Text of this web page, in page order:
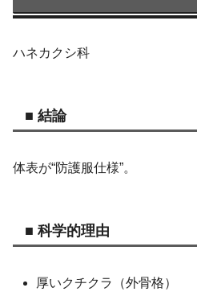
ハネカクシ科
■ 結論
体表が“防護服仕様”。
■ 科学的理由
厚いクチクラ（外骨格）